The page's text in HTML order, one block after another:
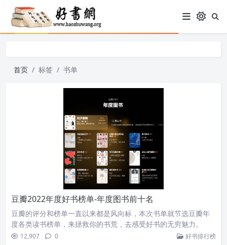
首页 标签 书单
豆瓣2022年度好书榜单-年度图书前十名
豆瓣的评分和榜单一直以来都是风向标，本次书单就节选豆瓣年
度各类读书榜单，来拯救你的书荒，去感受好书的无穷魅力。
12,907 0 好书排行榜